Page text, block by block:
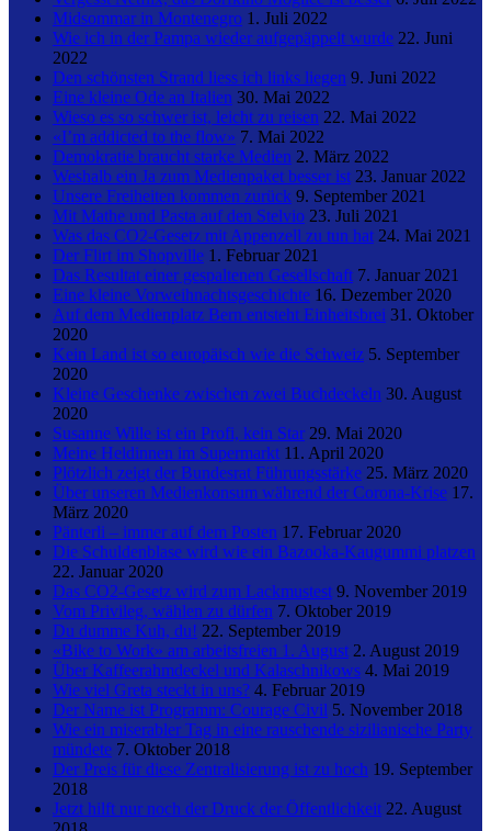
Midsommar in Montenegro 1. Juli 2022
Wie ich in der Pampa wieder aufgepäppelt wurde 22. Juni
2022
Den schönsten Strand liess ich links liegen 9. Juni 2022
Eine kleine Ode an Italien 30. Mai 2022
Wieso es so schwer ist, leicht zu reisen 22. Mai 2022
«I’m addicted to the flow» 7. Mai 2022
Demokratie braucht starke Medien 2. März 2022
Weshalb ein Ja zum Medienpaket besser ist 23. Januar 2022
Unsere Freiheiten kommen zurück 9. September 2021
Mit Mathe und Pasta auf den Stelvio 23. Juli 2021
Was das CO2-Gesetz mit Appenzell zu tun hat 24. Mai 2021
Der Flirt im Shopville 1. Februar 2021
Das Resultat einer gespaltenen Gesellschaft 7. Januar 2021
Eine kleine Vorweihnachtsgeschichte 16. Dezember 2020
Auf dem Medienplatz Bern entsteht Einheitsbrei 31. Oktober
2020
Kein Land ist so europäisch wie die Schweiz 5. September
2020
Kleine Geschenke zwischen zwei Buchdeckeln 30. August
2020
Susanne Wille ist ein Profi, kein Star 29. Mai 2020
Meine Heldinnen im Supermarkt 11. April 2020
Plötzlich zeigt der Bundesrat Führungsstärke 25. März 2020
Über unseren Medienkonsum während der Corona-Krise 17.
März 2020
Pänterli – immer auf dem Posten 17. Februar 2020
Die Schuldenblase wird wie ein Bazooka-Kaugummi platzen
22. Januar 2020
Das CO2-Gesetz wird zum Lackmustest 9. November 2019
Vom Privileg, wählen zu dürfen 7. Oktober 2019
Du dumme Kuh, du! 22. September 2019
«Bike to Work» am arbeitsfreien 1. August 2. August 2019
Über Kaffeerahmdeckel und Kalaschnikows 4. Mai 2019
Wie viel Greta steckt in uns? 4. Februar 2019
Der Name ist Programm: Courage Civil 5. November 2018
Wie ein miserabler Tag in eine rauschende sizilianische Party
mündete 7. Oktober 2018
Der Preis für diese Zentralisierung ist zu hoch 19. September
2018
Jetzt hilft nur noch der Druck der Öffentlichkeit 22. August